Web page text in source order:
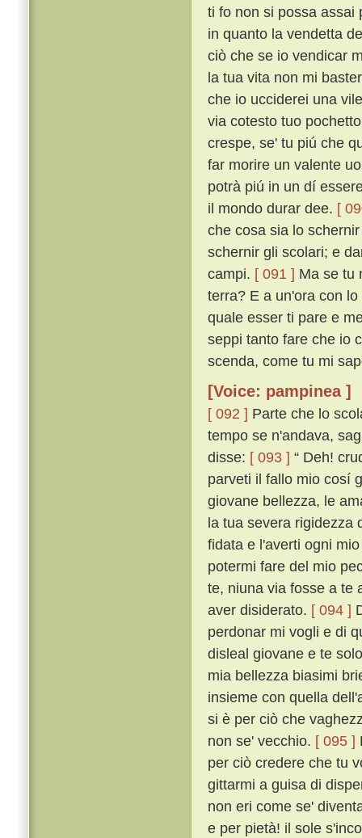
ti fo non si possa assai
in quanto la vendetta
ciò che se io vendicar
la tua vita non mi
che io ucciderei una
via cotesto tuo
crespe, se' tu piú che
far morire un valente
potrà piú in un dí
il mondo durar dee. [
che cosa sia lo
schernir gli scolari; e
campi. [ 091 ] Ma se tu
terra? E a un'ora con
quale esser ti pare e
seppi tanto fare che io
scenda, come tu mi
[Voice: pampinea ]
[ 092 ] Parte che lo
tempo se n'andava,
disse: [ 093 ] “ Deh!
parveti il fallo mio cosí
giovane bellezza, le
la tua severa rigidezza
fidata e l'averti ogni
potermi fare del mio
te, niuna via fosse a te
aver disiderato. [ 094 ]
perdonar mi vogli e di
disleal giovane e te
mia bellezza biasimi
insieme con quella
si è per ciò che
non se' vecchio. [ 095 ]
per ciò credere che tu
gittarmi a guisa di
non eri come se'
e per pietà! il sole